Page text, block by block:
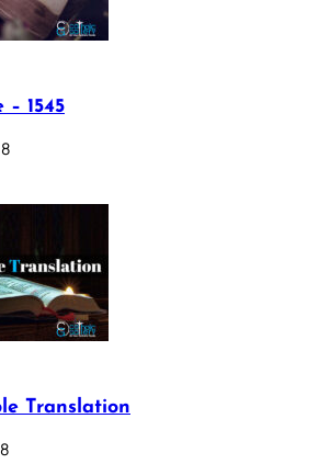
– 1545
Translation